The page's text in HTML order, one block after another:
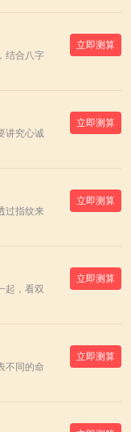
结合八字
立即测算
讲究心诚
立即测算
过指纹来
立即测算
起，看双
立即测算
不同的命
立即测算